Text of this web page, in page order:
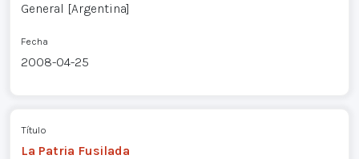
General [Argentina]
Fecha
2008-04-25
Título
La Patria Fusilada